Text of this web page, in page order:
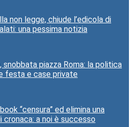
non legge, chiude l’edicola di
una pessima notizia
snobbata piazza Roma: la politica
festa e case private
“censura” ed elimina una
cronaca: a noi è successo